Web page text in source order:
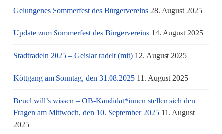
Gelungenes Sommerfest des Bürgervereins 28. August 2025
Update zum Sommerfest des Bürgervereins 14. August 2025
Stadtradeln 2025 – Geislar radelt (mit) 12. August 2025
Köttgang am Sonntag, den 31.08.2025 11. August 2025
Beuel will’s wissen – OB-Kandidat*innen stellen sich den
Fragen am Mittwoch, den 10. September 2025 11. August
2025